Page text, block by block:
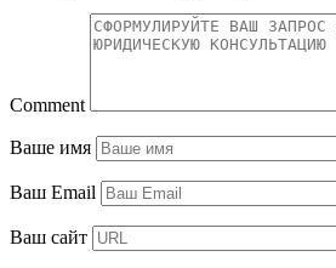
Comment
Ваше имя
Ваш Email
Ваш сайт